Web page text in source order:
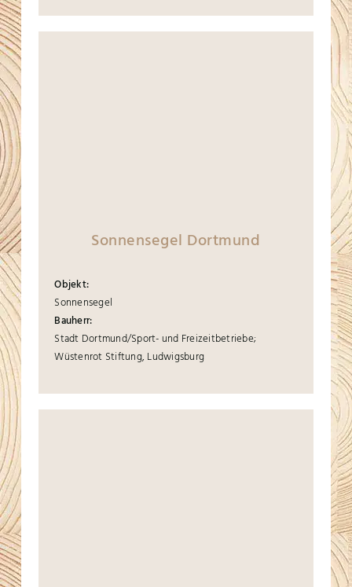
Sonnensegel Dortmund
Objekt:
Sonnensegel
Bauherr:
Stadt Dortmund/Sport- und Freizeitbetriebe;
Wüstenrot Stiftung, Ludwigsburg